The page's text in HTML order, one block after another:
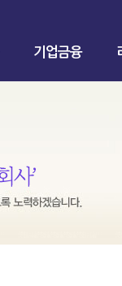
기업금융